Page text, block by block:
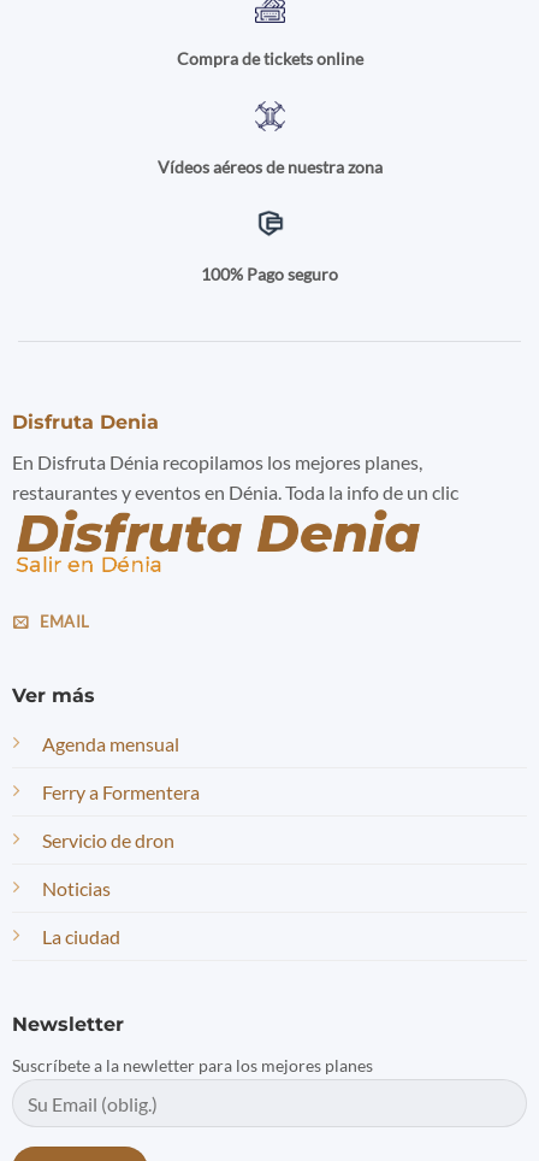
Compra de tickets online
Vídeos aéreos de nuestra zona
100% Pago seguro
Disfruta Denia
En Disfruta Dénia recopilamos los mejores planes,
restaurantes y eventos en Dénia. Toda la info de un clic
EMAIL
Ver más
Agenda mensual
Ferry a Formentera
Servicio de dron
Noticias
La ciudad
Newsletter
Suscríbete a la newletter para los mejores planes